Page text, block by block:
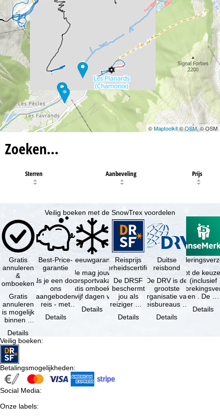
©Maptoolkit©OSM, © OSM
Zoeken…
Sterren Aanbeveling Prijs
Veilig boeken met de SnowTrex voordelen
Gratis
annuleren
&
omboeken
Gratis
annuleren
is mogelijk
binnen 5
de
boeking,
als jouw
vakantie …
Details
Best-Price-
garantie
Als je een door
ons
aangeboden
reis - met
dezelfde inhoud
en
Details
Sneeuwgarantie
Je mag jouw
wintersportvakantie
gratis omboeken
als vijf dagen voor
Details
Reisprijs
zekerheidscertificaat
De DRSF
beschermt
jou als
reiziger met
pakketreis
Details
Duitse
reisbond
De DRV is de
grootste
organisatie van
reisbureaus en
in Duitsland. …
Details
Je hebt de
(inclusief
en . De …
Details
Veilig boeken:
Betalingsmogelijkheden:
Social Media:
Onze labels: